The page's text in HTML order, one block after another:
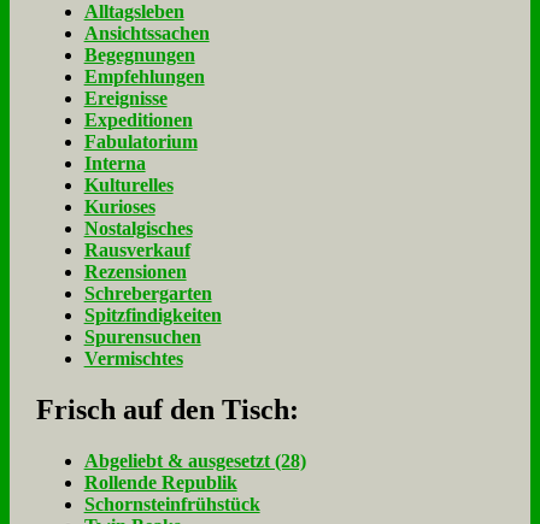
Alltagsleben
Ansichtssachen
Begegnungen
Empfehlungen
Ereignisse
Expeditionen
Fabulatorium
Interna
Kulturelles
Kurioses
Nostalgisches
Rausverkauf
Rezensionen
Schrebergarten
Spitzfindigkeiten
Spurensuchen
Vermischtes
Frisch auf den Tisch:
Ab­ge­liebt & aus­ge­setzt (28)
Rol­len­de Re­pu­blik
Schorn­stein­früh­stück